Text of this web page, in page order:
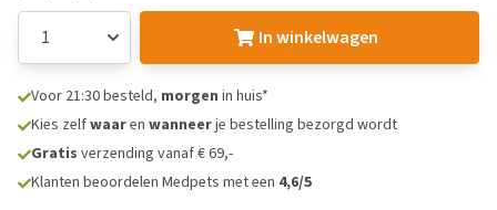
In winkelwagen
Voor 21:30 besteld, morgen in huis*
Kies zelfwaaren wanneerje bestelling bezorgd wordt
Gratis verzending vanaf € 69,-
Klanten beoordelen Medpets met een 4,6/5